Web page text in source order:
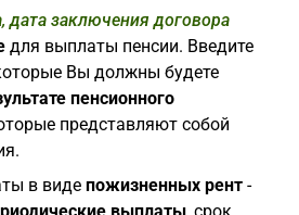
дата заключения договора
для выплаты пенсии. Введите
Вы должны будете
пенсионного
представляют собой
в виде пожизненных рент -